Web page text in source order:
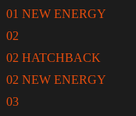
01 NEW ENERGY
02
02 HATCHBACK
02 NEW ENERGY
03